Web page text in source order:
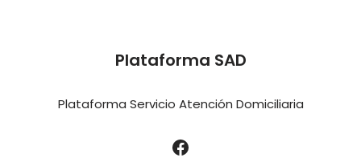
Plataforma SAD
Plataforma Servicio Atención Domiciliaria